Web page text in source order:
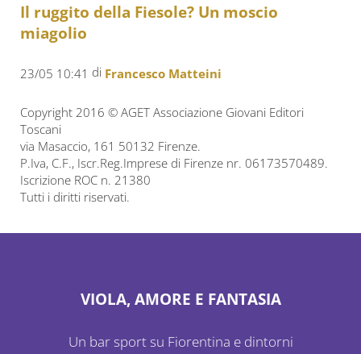
Il ruggito della Fiesole? Un moscio
miagolio
23/05 10:41 di Francesco Matteini
Copyright 2016 © AGET Associazione Giovani Editori
Toscani
via Masaccio, 161 50132 Firenze.
P.Iva, C.F., Iscr.Reg.Imprese di Firenze nr. 06173570489.
Iscrizione ROC n. 21380
Tutti i diritti riservati.
VIOLA, AMORE E FANTASIA
Un bar sport su Fiorentina e dintorni